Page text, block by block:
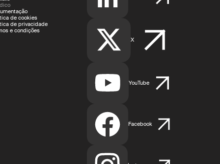
de cookies
de privacidade
e condições
X
YouTube
Facebook